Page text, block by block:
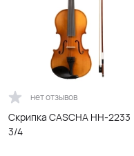
нет отзывов
Скрипка CASCHA HH-2233
3/4